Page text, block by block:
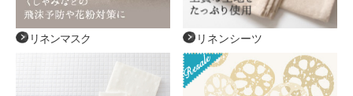
リネンマスク リネンシーツ